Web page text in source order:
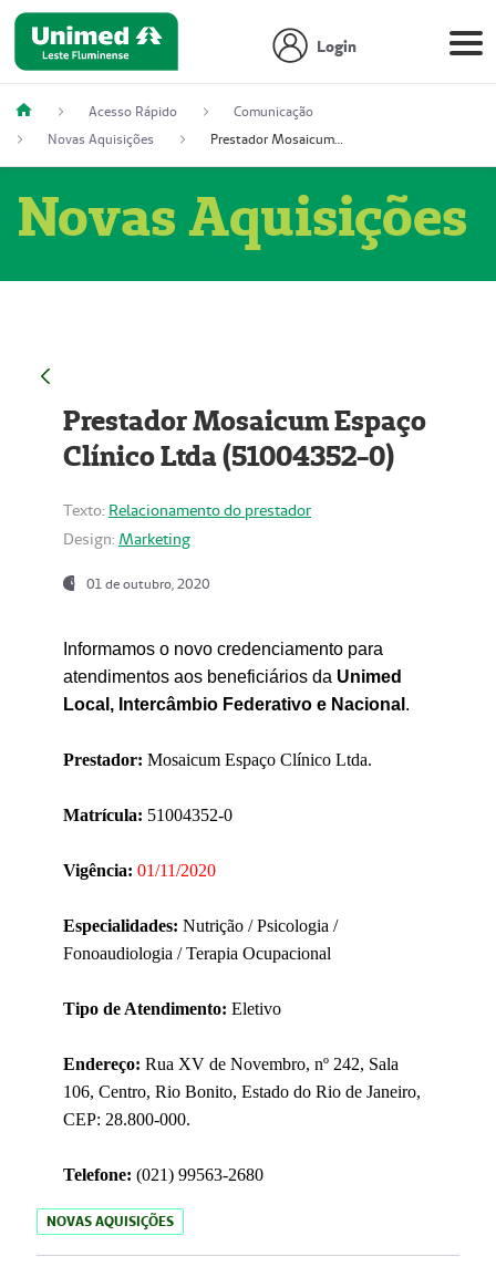
Login
Acesso Rápido
Comunicação
Novas Aquisições
Prestador Mosaicum Espaço Clínico Ltda (51004352-0)
Novas Aquisições
Prestador Mosaicum Espaço
Clínico Ltda (51004352-0)
Texto: Relacionamento do prestador
Design: Marketing
01 de outubro, 2020
Informamos o novo credenciamento para
atendimentos aos beneficiários da Unimed
Local, Intercâmbio Federativo e Nacional .
Prestador: Mosaicum Espaço Clínico Ltda.
Matrícula: 51004352-0
Vigência: 01/11/2020
Especialidades: Nutrição / Psicologia /
Fonoaudiologia / Terapia Ocupacional
Tipo de Atendimento: Eletivo
Endereço: Rua XV de Novembro, nº 242, Sala
106, Centro, Rio Bonito, Estado do Rio de Janeiro,
CEP: 28.800-000.
Telefone: (021) 99563-2680
NOVAS AQUISIÇÕES